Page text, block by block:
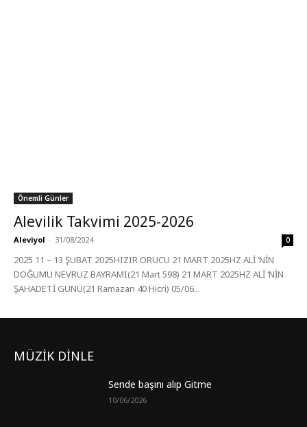
Önemli Günler
Alevilik Takvimi 2025-2026
Aleviyol - 31/08/2024 0
2025 11 – 13 ŞUBAT 2025HIZIR ORUCU 21 MART 2025HZ ALİ ‘NİN
DOĞUMU NEVRUZ BAYRAMI(21 Mart 598) 21 MART 2025HZ ALİ ‘NİN
ŞAHADETİ GÜNÜ(21 Ramazan 40 Hicri) 05/06...
MÜZİK DİNLE
Sende başını alıp Gitme
10/06/2026